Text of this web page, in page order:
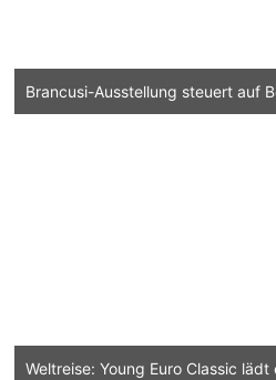
Brancusi-Ausstellung steuert auf
Weltreise: Young Euro Classic lädt